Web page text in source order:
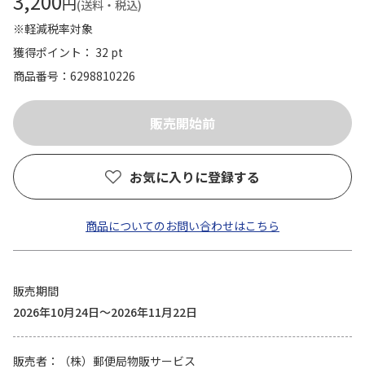
(送料・税込)
※軽減税率対象
獲得ポイント： 32 pt
商品番号
6298810226
お気に入りに登録する
商品についてのお問い合わせはこちら
販売期間
2026年10月24日～2026年11月22日
販売者
（株）郵便局物販サービス